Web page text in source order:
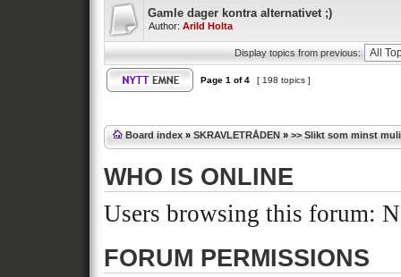
Gamle dager kontra alternativet ;)
Author: Arild Holta
Display topics from previous:
Page 1 of4 [ 198 topics ]
Board index » SKRAVLETRÅDEN » >> Slikt som minst
WHO IS ONLINE
Users browsing this forum:
FORUM PERMISSIONS